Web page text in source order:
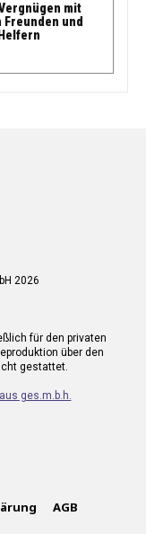
mit
Freunden und
Helfern
2026
für den privaten
über den
gestattet.
ges.m.b.h.
AGB